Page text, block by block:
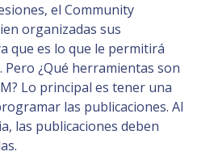
el Community
organizadas sus
que es lo que le permitirá
¿Qué herramientas son
Lo principal es tener una
las publicaciones. Al
las publicaciones deben